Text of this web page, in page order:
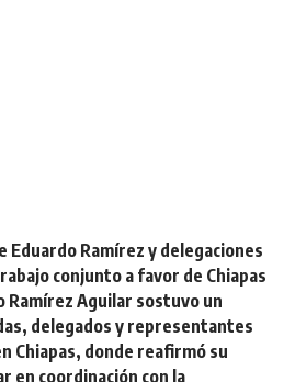
Eduardo Ramírez y delegaciones
conjunto a favor de Chiapas
Ramírez Aguilar sostuvo un
delegados y representantes
Chiapas, donde reafirmó su
en coordinación con la